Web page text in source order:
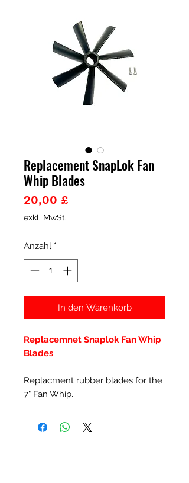
Replacement SnapLok Fan
Whip Blades
20,00 £Preis
exkl. MwSt.
Anzahl *
In den Warenkorb
Replacemnet Snaplok Fan Whip
Blades
Replacment rubber blades for the
7" Fan Whip.